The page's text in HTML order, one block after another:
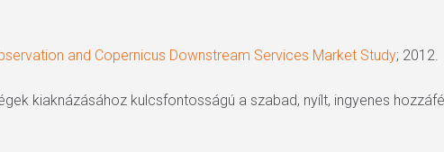
and Copernicus Downstream Services Market Study; 2012.
kiaknázásához kulcsfontosságú a szabad, nyílt, ingyenes